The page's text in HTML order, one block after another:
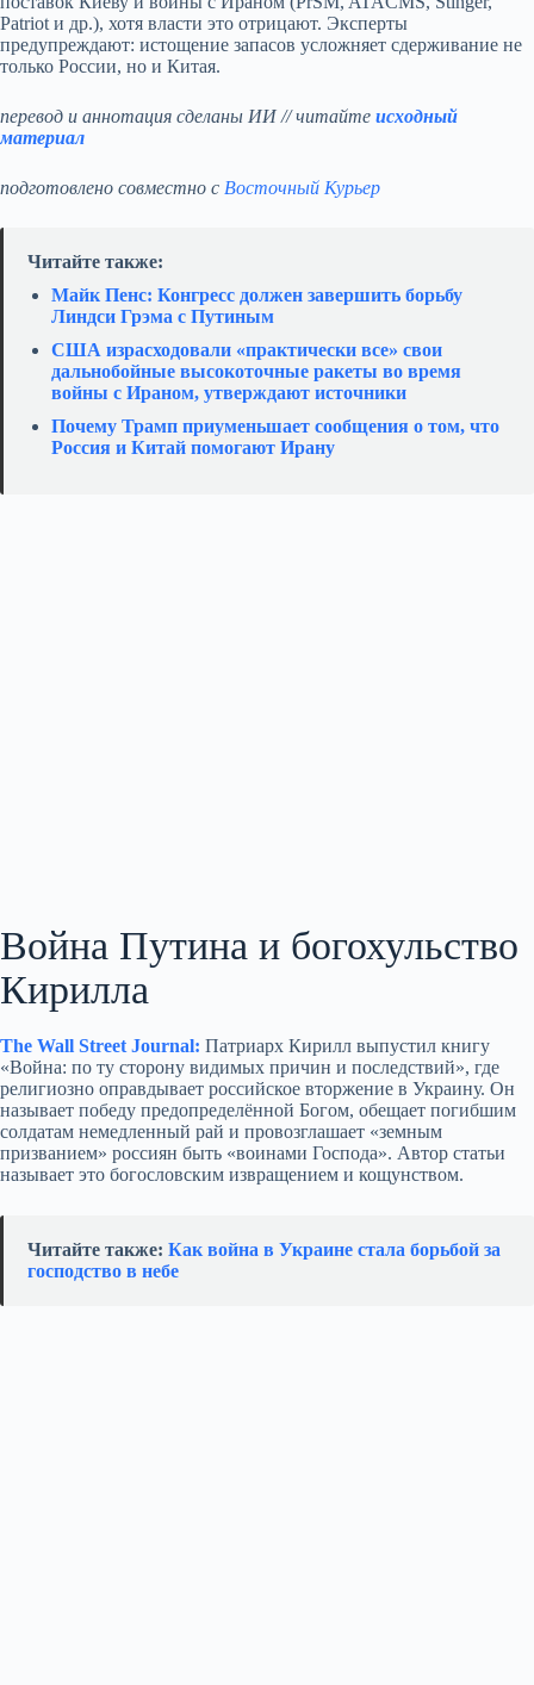
Patriot и др.), хотя власти это отрицают. Эксперты
предупреждают: истощение запасов усложняет сдерживание не
только России, но и Китая.
перевод и аннотация сделаны ИИ // читайте исходный
материал
подготовлено совместно с Восточный Курьер
Читайте также:
Майк Пенс: Конгресс должен завершить борьбу
Линдси Грэма с Путиным
США израсходовали «практически все» свои
дальнобойные высокоточные ракеты во время
войны с Ираном, утверждают источники
Почему Трамп приуменьшает сообщения о том, что
Россия и Китай помогают Ирану
Война Путина и богохульство
Кирилла
The Wall Street Journal: Патриарх Кирилл выпустил книгу
«Война: по ту сторону видимых причин и последствий», где
религиозно оправдывает российское вторжение в Украину. Он
называет победу предопределённой Богом, обещает погибшим
солдатам немедленный рай и провозглашает «земным
призванием» россиян быть «воинами Господа». Автор статьи
называет это богословским извращением и кощунством.
Читайте также: Как война в Украине стала борьбой за
господство в небе